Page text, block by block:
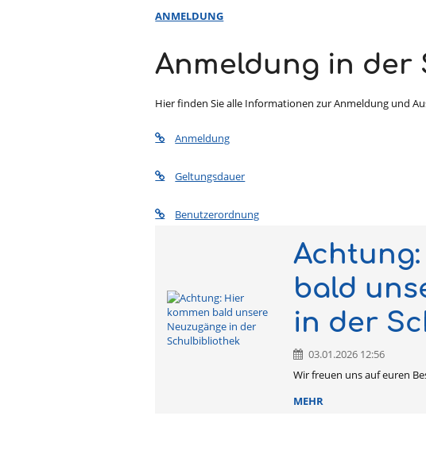
ANMELDUNG
Anmeldung in der
Hier finden Sie alle Informationen zur Anmeldung und
Anmeldung
Geltungsdauer
Benutzerordnung
bald
in der
03.01.2026 12:56
Wir freuen uns auf euren
MEHR